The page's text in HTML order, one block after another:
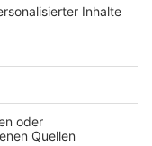
dieses
Single von